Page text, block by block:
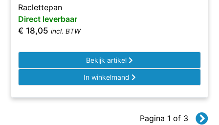
Raclettepan
Direct leverbaar
€ 18,05 incl. BTW
Bekijk artikel
In winkelmand
Pagina 1 of 3